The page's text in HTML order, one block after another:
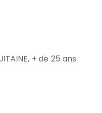
+ de 25 ans